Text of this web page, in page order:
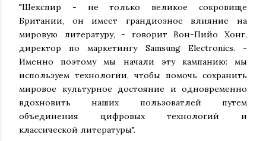
"Шекспир - не только великое сокровище
Британии, он имеет грандиозное влияние на
мировую литературу, - говорит Вон-Пийо Хонг,
директор по маркетингу Samsung Electronics. -
Именно поэтому мы начали эту кампанию: мы
используем технологии, чтобы помочь сохранить
мировое культурное достояние и одновременно
вдохновить наших пользоватлей путем
объединения цифровых технологий и
классической литературы".